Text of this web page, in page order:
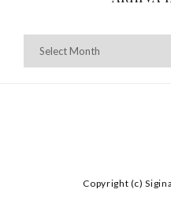
Insemnari
Copyright (c)